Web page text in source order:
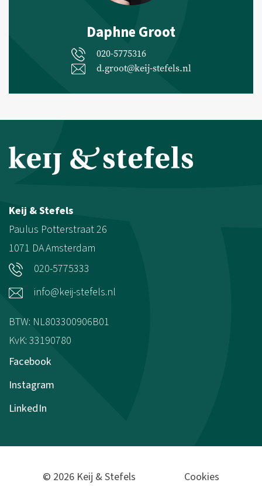
Daphne Groot
020-5775316
d.groot@keij-stefels.nl
Keij & Stefels
Paulus Potterstraat 26
1071 DAAmsterdam
020-5775333
info@keij-stefels.nl
BTW: NL803300906B01
KvK: 33190780
Facebook
Instagram
LinkedIn
© 2026 Keij & Stefels Cookies